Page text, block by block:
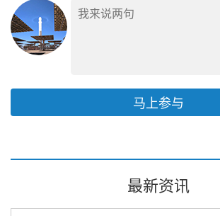
马上参与
最新资讯